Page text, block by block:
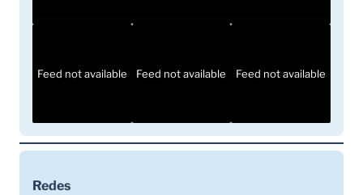
Feed not available Feed not available Feed not available
Redes